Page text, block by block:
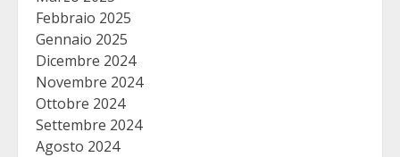
Febbraio 2025
Gennaio 2025
Dicembre 2024
Novembre 2024
Ottobre 2024
Settembre 2024
Agosto 2024